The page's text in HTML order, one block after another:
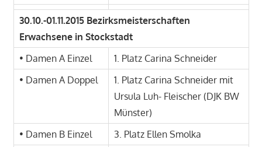
30.10.-01.11.2015 Bezirksmeisterschaften
Erwachsene in Stockstadt
• Damen A Einzel
1. Platz Carina Schneider
• Damen A Doppel
1. Platz Carina Schneider mit
Ursula Luh- Fleischer (DJK BW
Münster)
• Damen B Einzel
3. Platz Ellen Smolka